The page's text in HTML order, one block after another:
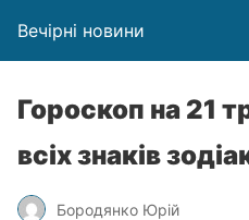
Вечірні новини
Гороскоп на 21
всіх знаків
Бородянко Юрій